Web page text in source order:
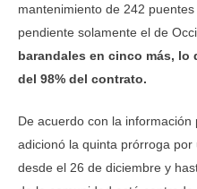
mantenimiento de 242
pendiente solamente el de
barandales en cinco más, lo
del 98% del contrato.
De acuerdo con la
adicionó la quinta prórroga
desde el 26 de diciembre y